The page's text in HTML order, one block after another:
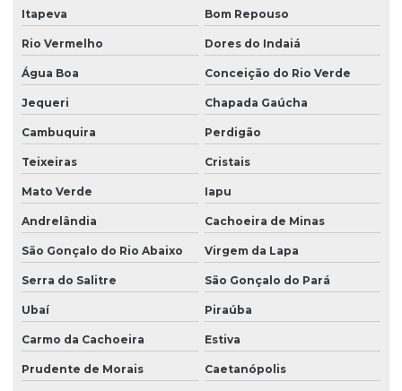
Itapeva Bom Repouso
Rio Vermelho Dores do Indaiá
Água Boa Conceição do Rio Verde
Jequeri Chapada Gaúcha
Cambuquira Perdigão
Teixeiras Cristais
Mato Verde Iapu
Andrelândia Cachoeira de Minas
São Gonçalo do Rio Abaixo Virgem da Lapa
Serra do Salitre São Gonçalo do Pará
Ubaí Piraúba
Carmo da Cachoeira Estiva
Prudente de Morais Caetanópolis